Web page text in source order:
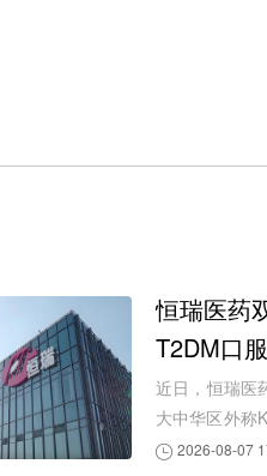
恒瑞医药
T2DM口
果
近日，恒瑞医
大中华区外称
治疗后血糖控
2026-08-07